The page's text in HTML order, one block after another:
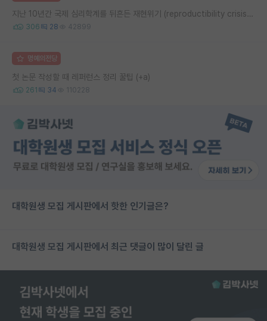
지난 10년간 국제 심리학계를 뒤흔든 재현위기 (reproductibility crisis) 요약 (1편)
306 28 42899
명예의전당
첫 논문 작성할 때 레퍼런스 정리 꿀팁 (+a)
261 34 110228
대학원생 모집 게시판에서 핫한 인기글은?
대학원생 모집 게시판에서 최근 댓글이 많이 달린 글